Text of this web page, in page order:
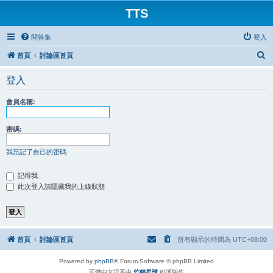
TTS
問答集 登入
首頁 討論區首頁
登入
會員名稱:
密碼:
我忘記了自己的密碼
記得我
此次登入請隱藏我的上線狀態
首頁 討論區首頁 所有顯示的時間為 UTC+08:00
Powered by phpBB® Forum Software © phpBB Limited